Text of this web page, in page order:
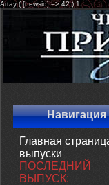
Array ( [newsid] => 42 ) 1
Навигация
Главная
выпуски
ПОСЛЕДНИЙ
ВЫПУСК: